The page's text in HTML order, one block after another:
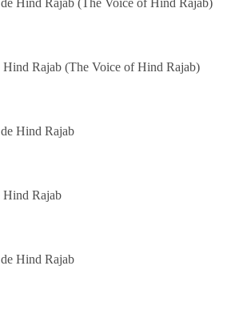
Rajab (The Voice of Hind Rajab)
Hind Rajab